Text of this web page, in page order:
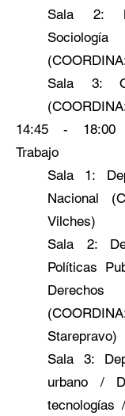
Sala 2:
Sala 3:
14:45 - 18:00
Trabajo
Sala 1:
Nacional
Vilches)
Sala 2:
Políticas
Starepravo)
Sala 3:
urbano /
tecnologías